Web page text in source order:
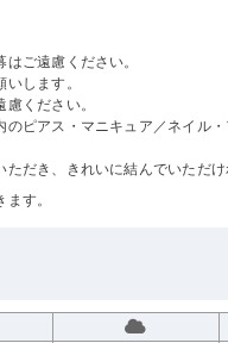
ご遠慮ください。
します。
ください。
のピアス・マニキュア／ネイル
ただき、きれいに結んでいただ
す。